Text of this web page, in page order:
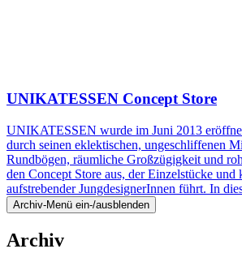
UNIKATESSEN Concept Store
UNIKATESSEN wurde im Juni 2013
durch seinen eklektischen, ungeschliffenen
Rundbögen, räumliche Großzügigkeit und
den Concept Store aus, der Einzelstücke
aufstrebender JungdesignerInnen führt. In
Archiv-Menü ein-/ausblenden
Archiv